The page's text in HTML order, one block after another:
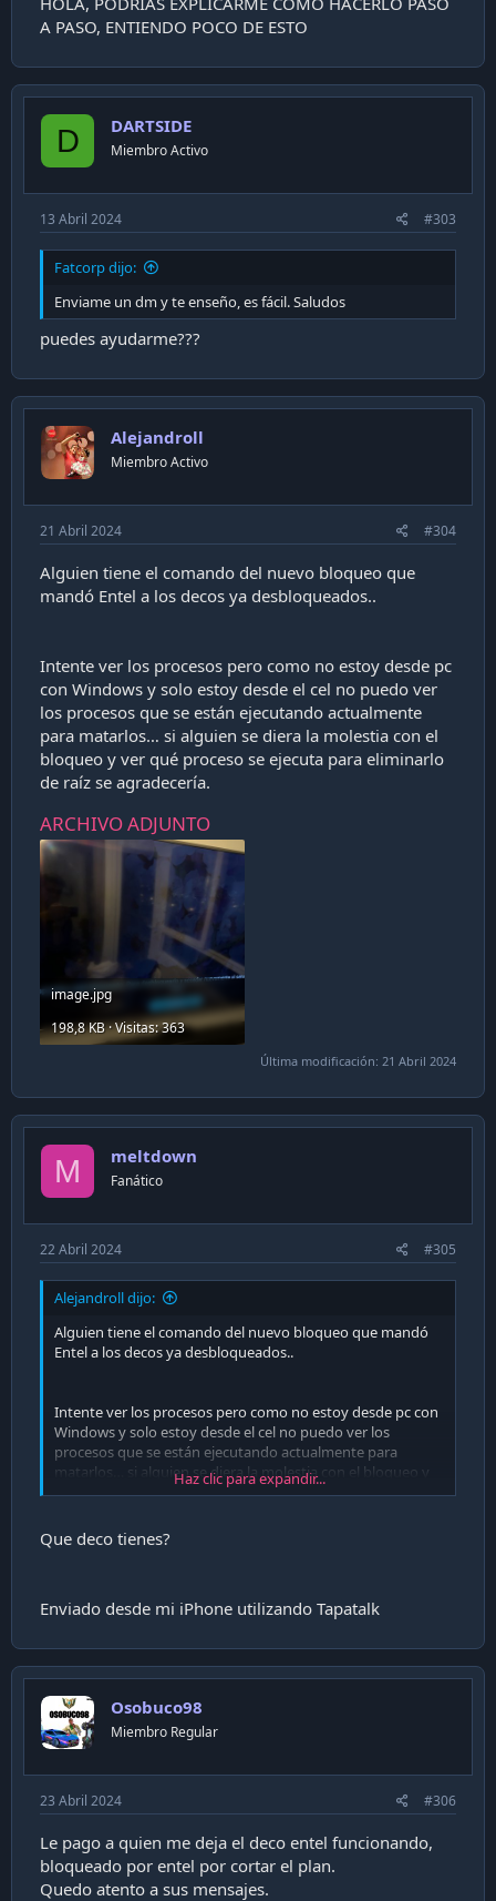
A PASO, ENTIENDO POCO DE ESTO
D DARTSIDE
Miembro Activo
13 Abril 2024 #303
Fatcorp dijo:
Enviame un dm y te enseño, es fácil. Saludos
puedes ayudarme???
Alejandroll
Miembro Activo
21 Abril 2024 #304
Alguien tiene el comando del nuevo bloqueo que
mandó Entel a los decos ya desbloqueados..
Intente ver los procesos pero como no estoy desde pc
con Windows y solo estoy desde el cel no puedo ver
los procesos que se están ejecutando actualmente
para matarlos… si alguien se diera la molestia con el
bloqueo y ver qué proceso se ejecuta para eliminarlo
de raíz se agradecería.
ARCHIVO ADJUNTO
image.jpg
198,8 KB · Visitas: 363
Última modificación: 21 Abril 2024
M meltdown
Fanático
22 Abril 2024 #305
Alejandroll dijo:
Alguien tiene el comando del nuevo bloqueo que mandó
Entel a los decos ya desbloqueados..
Intente ver los procesos pero como no estoy desde pc con
Windows y solo estoy desde el cel no puedo ver los
procesos que se están ejecutando actualmente para
matarlos… si alguien se diera la molestia con el bloqueo y
ver qué proceso se ejecuta para eliminarlo de raíz se
Haz clic para expandir...
Que deco tienes?
Enviado desde mi iPhone utilizando Tapatalk
Osobuco98
Miembro Regular
23 Abril 2024 #306
Le pago a quien me deja el deco entel funcionando,
bloqueado por entel por cortar el plan.
Quedo atento a sus mensajes.